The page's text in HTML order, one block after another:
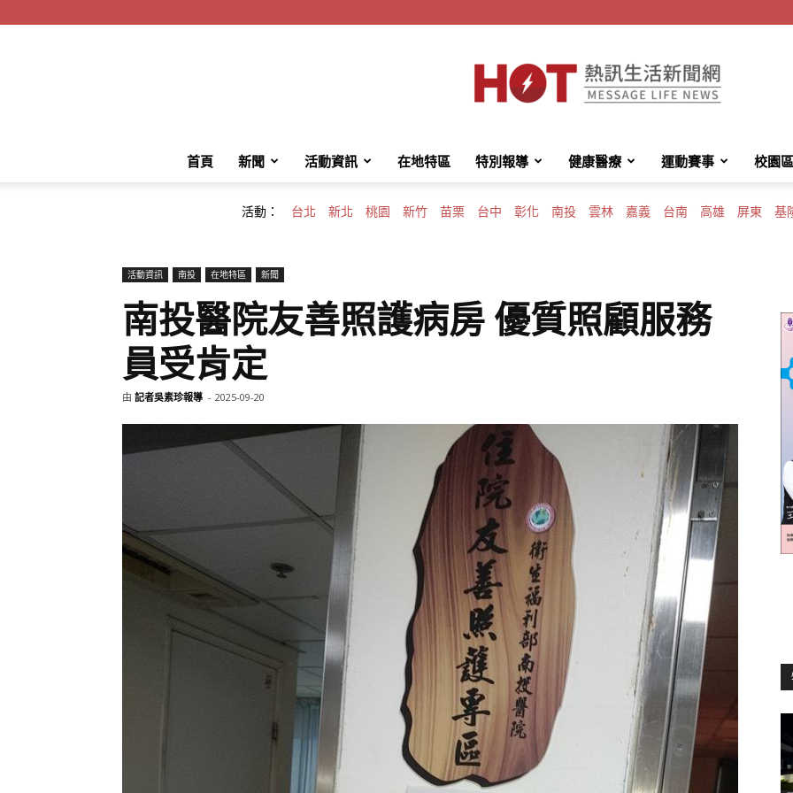
HotMessage
首頁 新聞 活動資訊 在地特區 特別報導 健康醫療 運動賽事 校園區
活動： 台北 新北 桃園 新竹 苗栗 台中 彰化 南投 雲林 嘉義 台南 高雄 屏東 基
活動資訊 南投 在地特區 新聞
南投醫院友善照護病房 優質照顧服務
員受肯定
由 記者吳素珍報導 - 2025-09-20